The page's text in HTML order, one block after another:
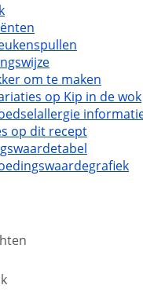
om te maken
op Kip in de wok
op dit recept